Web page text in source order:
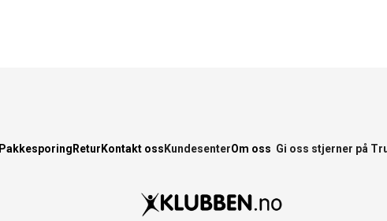
Pakkesporing Retur Kontakt oss KundesenterOm oss Gi oss stjerner på